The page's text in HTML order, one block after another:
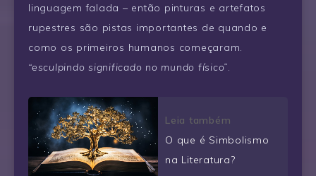
linguagem falada – então pinturas e artefatos
rupestres são pistas importantes de quando e
como os primeiros humanos começaram.
“esculpindo significado no mundo físico”.
Leia também
O que é Simbolismo
na Literatura?